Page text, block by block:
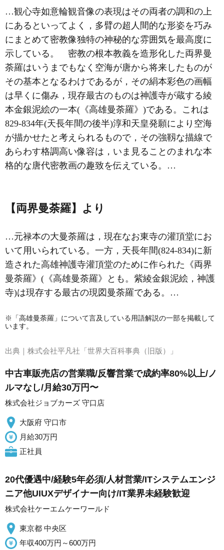
…観心寺如意輪観音像の表現はその両者の調和の上
にあるといってよく，多臂の超人間的な形姿を巧み
にまとめて密教像独特の神秘的な雰囲気を最高度に
示している。 密教の根本教義を造形化した両界曼
荼羅はいうまでもなく空海が唐から将来したものが
その基本となるわけであるが，その絹本彩色の画幅
は早くに傷み，現存最古のものは神護寺が蔵する綾
本金銀泥絵の一本(《高雄曼荼羅》)である。これは
829‐834年(天長年間の後半)淳和天皇発願により空海
が描かせたと考えられるもので，その強靱な描線で
あらわす格調高い像容は，いま見ることのまれな本
格的な唐代密教画の趣致を伝えている。…
【両界曼荼羅】より
…元禄本の大曼荼羅は，現在なお東寺の灌頂堂にお
いて用いられている。一方，天長年間(824‐834)に新
造された高雄神護寺灌頂堂のために作られた《両界
曼荼羅》(《高雄曼荼羅》とも。紫綾金銀泥絵，神護
寺)は現存する最古の現図曼荼羅である。…
※「高雄曼荼羅」について言及している用語解説の一部を掲載して
います。
出典｜ 株式会社平凡社「世界大百科事典（旧版）」
中古車販売店の営業職/反響営業で成約率80%以上/ノ
ルマなし/月給30万円〜
株式会社ジョブカーズ 守口店
大阪府 守口市
月給30万円
正社員
20代優遇中/経験5年必須/人材営業/ITシステムエンジ
ニア他UIUXデザイナー向け/IT業界未経験歓迎
株式会社ケーエムケーワールド
東京都 中央区
年収400万円～600万円